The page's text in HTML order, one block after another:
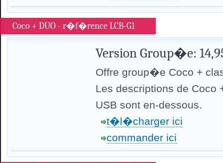
Coco + DUO - r�f�rence LCB-G1
Version Group�e:
Offre group�e Coco +
Les descriptions de Coco
USB sont en-dessous.
t�l�charger ici
commander ici